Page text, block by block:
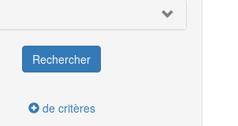
de critères